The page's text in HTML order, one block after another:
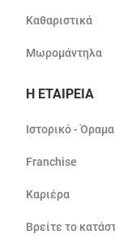
Καθαριστικά
Μωρομάντηλα
Η ΕΤΑΙΡΕΙΑ
Ιστορικό - Όραμα
Franchise
Καριέρα
Βρείτε το